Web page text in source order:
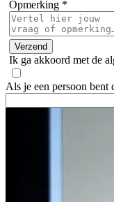
Opmerking *
Ik ga akkoord met de
Als je een persoon bent